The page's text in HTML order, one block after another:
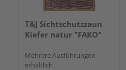
T&J Sichtschutzzaun
Kiefer natur "FAKO"
Mehrere Ausführungen
erhältlich